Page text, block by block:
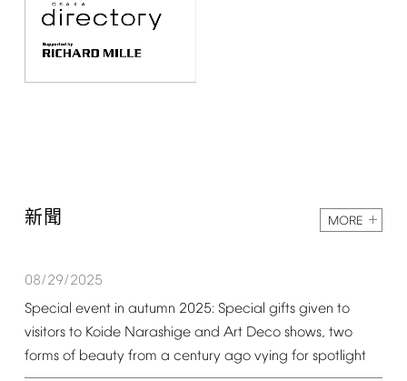
新聞 MORE
08/29/2025
Special event in autumn 2025: Special gifts given to
visitors to Koide Narashige and Art Deco shows, two
forms of beauty from a century ago vying for spotlight